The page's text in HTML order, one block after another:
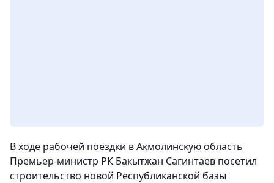
В ходе рабочей поездки в Акмолинскую область
Премьер-министр РК Бакытжан Сагинтаев посетил
строительство новой Республиканской базы